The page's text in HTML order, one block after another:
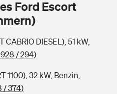
ist Ihr Haus?
ich im Alter?
Ford Escort
CABRIO DIESEL), 51 kW,
/ 294)
1100), 32 kW, Benzin,
/ 374)